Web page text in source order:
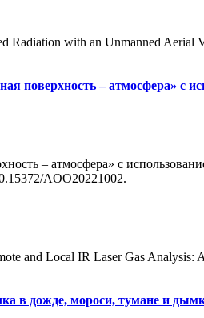
Radiation with an Unmanned Aerial
поверхность – атмосфера» с
– атмосфера» с
AOO20221002.
and Local IR Laser Gas Analysis:
в дожде, мороси, тумане и